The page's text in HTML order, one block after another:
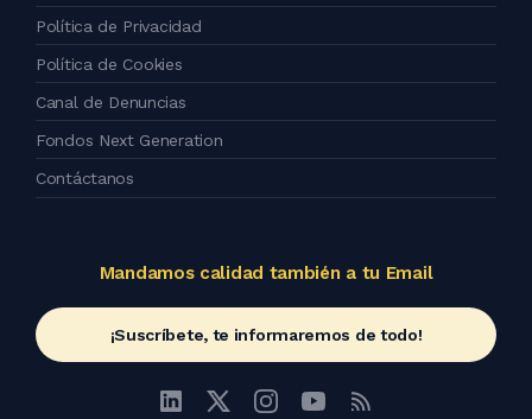
Política de Privacidad
Política de Cookies
Canal de Denuncias
Fondos Next Generation
Contáctanos
Mandamos calidad también a tu Email
¡Suscríbete, te informaremos de todo!